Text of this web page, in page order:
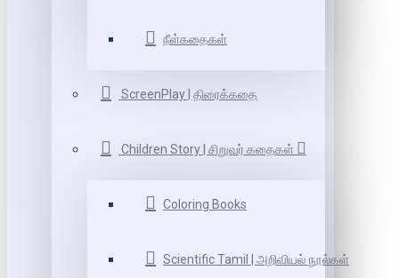
நீள்கதைகள்
ScreenPlay | திரைக்கதை
Children Story | சிறுவர் கதைகள்
Coloring Books
Scientific Tamil | அறிவியல் நூல்கள்